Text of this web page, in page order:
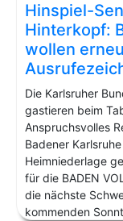
Hinspiel-
Hinterkopf:
wollen
Die Karlsruher
gastieren beim
Anspruchsvolles
Badener
Heimniederlage
für die BADEN
die nächste
kommenden